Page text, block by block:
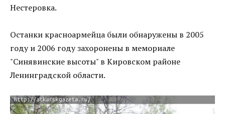
Нестеровка.
Останки красноармейца были обнаружены в 2005
году и 2006 году захоронены в мемориале
"Синявинские высоты" в Кировском районе
Ленинградской области.